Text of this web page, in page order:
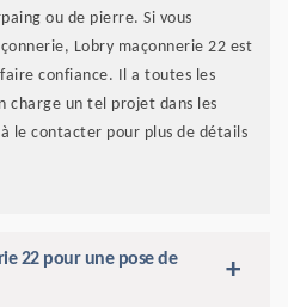
ou de pierre. Si vous
Lobry maçonnerie 22 est
confiance. Il a toutes les
charge un tel projet dans les
le contacter pour plus de détails
22 pour une pose de